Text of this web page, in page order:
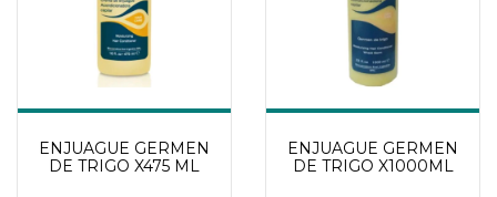
ENJUAGUE GERMEN
DE TRIGO X475 ML
ENJUAGUE GERMEN
DE TRIGO X1000ML